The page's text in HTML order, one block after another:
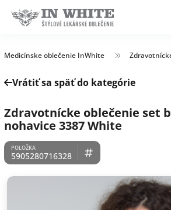
Medicínske oblečenie InWhite
Vrátiť sa späť do kategórie
Zdravotnícke oblečenie set
nohavice 3387 White
5905280716328